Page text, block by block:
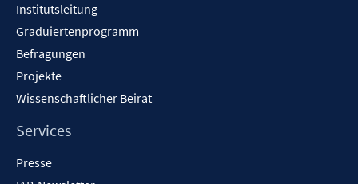
Institutsleitung
Graduiertenprogramm
Befragungen
Projekte
Wissenschaftlicher Beirat
Services
Presse